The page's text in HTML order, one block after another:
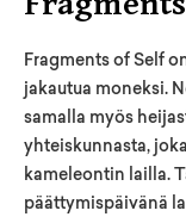
Fragments of Self
jakautua moneksi.
samalla myös
yhteiskunnasta,
kameleontin lailla.
päättymispäivänä la